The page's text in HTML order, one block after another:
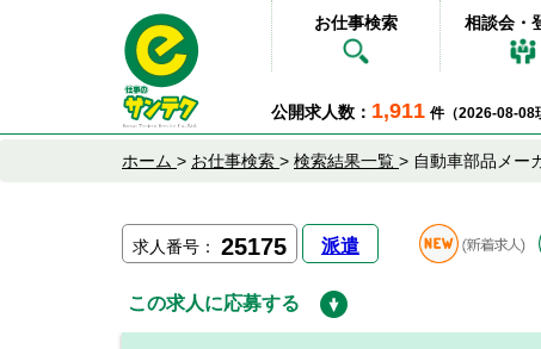
お仕事検索 相談会・
公開求人数： 1,911 件（2026-08-08
ホーム > お仕事検索 > 検索結果一覧 > 自動車部品メー
求人番号： 25175 派遣
この求人に応募する